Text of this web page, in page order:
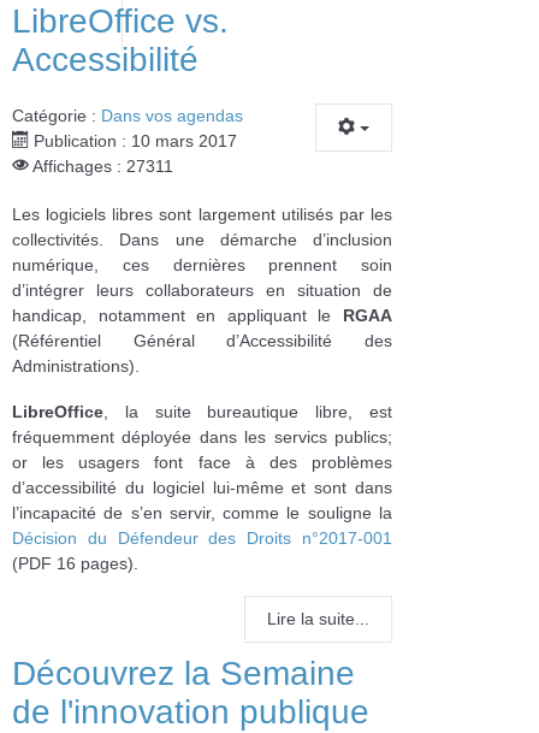
LibreOffice vs.
Accessibilité
Catégorie : Dans vos agendas
Publication : 10 mars 2017
Affichages : 27311
Les logiciels libres sont largement utilisés par les
collectivités. Dans une démarche d’inclusion
numérique, ces dernières prennent soin
d’intégrer leurs collaborateurs en situation de
handicap, notamment en appliquant le RGAA
(Référentiel Général d’Accessibilité des
Administrations).
LibreOffice , la suite bureautique libre, est
fréquemment déployée dans les servics publics;
or les usagers font face à des problèmes
d’accessibilité du logiciel lui-même et sont dans
l’incapacité de s’en servir, comme le souligne la
Décision du Défendeur des Droits n°2017-001
(PDF 16 pages).
Lire la suite...
Découvrez la Semaine
de l'innovation publique